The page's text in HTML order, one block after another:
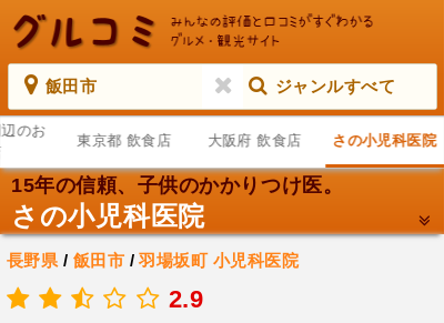
飯田市 ジャンルすべて
のお
東京都 飲食店 大阪府 飲食店 さの小児科医院
15年の信頼、子供のかかりつけ医。
さの小児科医院
長野県 / 飯田市 /羽場坂町 小児科医院
2.9